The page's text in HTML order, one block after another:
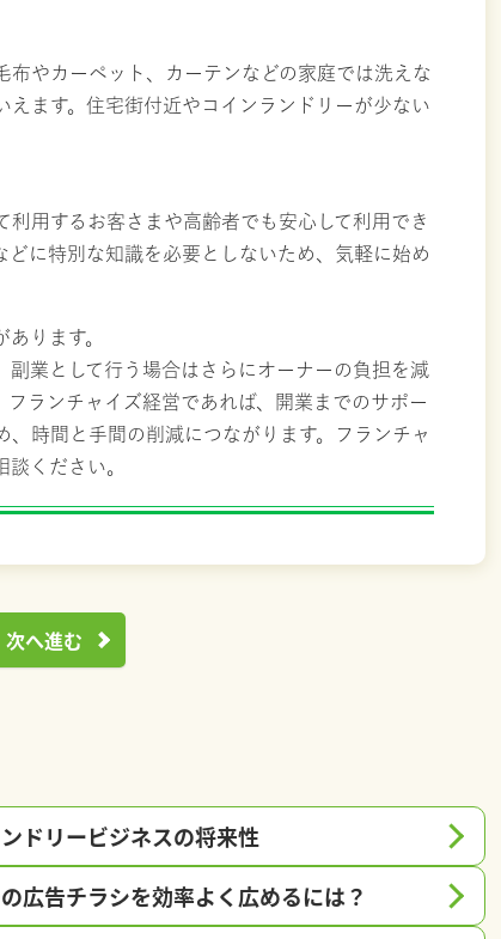
やカーペット、カーテンなどの家庭では洗えな
ます。住宅街付近やコインランドリーが少ない
用するお客さまや高齢者でも安心して利用でき
に特別な知識を必要としないため、気軽に始め
ります。
業として行う場合はさらにオーナーの負担を減
ランチャイズ経営であれば、開業までのサポー
時間と手間の削減につながります。フランチャ
ください。
次へ進む
ドリービジネスの将来性
広告チラシを効率よく広めるには？